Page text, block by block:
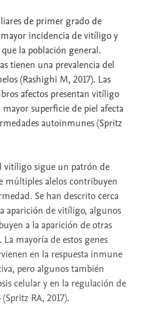
de primer grado de
incidencia de vitíligo y
la población general.
tienen una prevalencia del
(Rashighi M, 2017). Las
afectos presentan vitíligo
superficie de piel afecta
autoinmunes (Spritz
vitíligo sigue un patrón de
múltiples alelos contribuyen
Se han descrito cerca
aparición de vitíligo, algunos
a la aparición de otras
mayoría de estos genes
en la respuesta inmune
pero algunos también
celular y en la regulación de
RA, 2017).